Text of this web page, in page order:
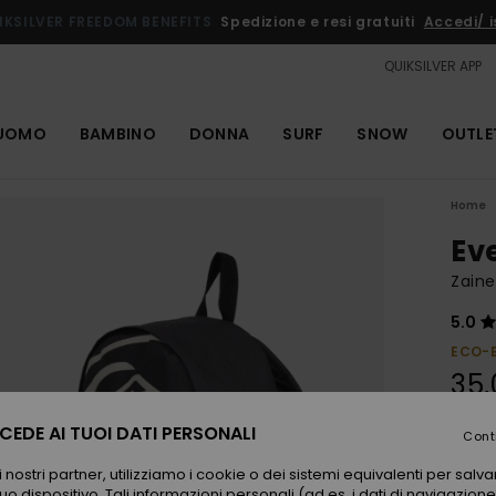
FREEDOM BENEFITS Spedizione e resi gratuiti Accedi/
QUIKSILVER APP
BAMBINO DONNA SURF SNOW
Home
5.0
ECO-
AI TUOI DATI PERSONALI
partner, utilizziamo i cookie o dei sistemi equivalenti per